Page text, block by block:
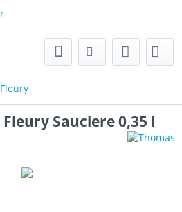
Sauciere 0,35 l